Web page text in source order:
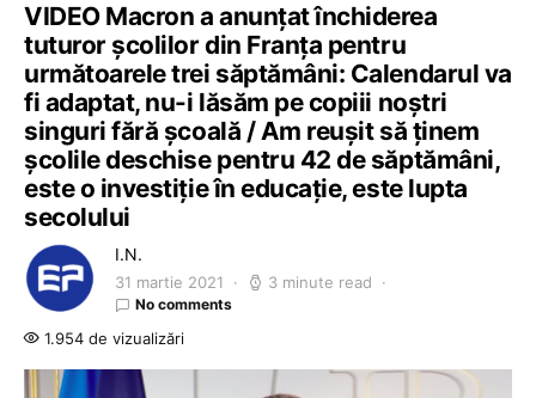
VIDEO Macron a anunțat închiderea
tuturor școlilor din Franța pentru
următoarele trei săptămâni: Calendarul va
fi adaptat, nu-i lăsăm pe copiii noștri
singuri fără școală / Am reușit să ținem
școlile deschise pentru 42 de săptămâni,
este o investiție în educație, este lupta
secolului
I.N.
31 martie 2021 3 minute read
No comments
1.954 de vizualizări